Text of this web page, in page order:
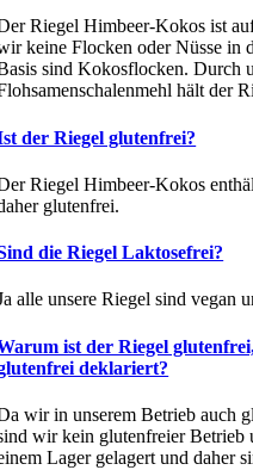
Riegel Himbeer-Kokos ist
keine Flocken oder Nüsse in
sind Kokosflocken. Durch
hält der
der Riegel glutenfrei?
Riegel Himbeer-Kokos
glutenfrei.
die Riegel Laktosefrei?
alle unsere Riegel sind vegan
ist der Riegel
deklariert?
wir in unserem Betrieb auch
wir kein glutenfreier Betrieb
Lager gelagert und daher